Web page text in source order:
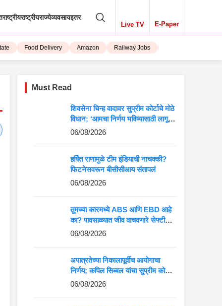
राष्ट्रीयराज्येव्यवसायइतर
Live TV E-Paper
Food Delivery Amazon Railway Jobs iPhone 15
Must Read
शिवसेना चिन्ह वादावर सुप्रीम कोर्टाचे मोठे
विधान; ‘आमचा निर्णय भविष्यासाठी लागू
होईल’
06/08/2026
हर्षित राणामुळे टीम इंडियाची नाचक्की?
फिटनेसवरून बीसीसीआय संतापलं
06/08/2026
तुमच्या कारमध्ये ABS आणि EBD आहे
का? पावसाळ्यात जीव वाचवणारे सेफ्टी
फीचर्स जाणून घ्या
06/08/2026
अपात्रतेच्या निकालापूर्वीच आयोगाचा
निर्णय; कपिल सिब्बल यांचा सुप्रीम कोर्टात
जोरदार युक्तिवाद
06/08/2026